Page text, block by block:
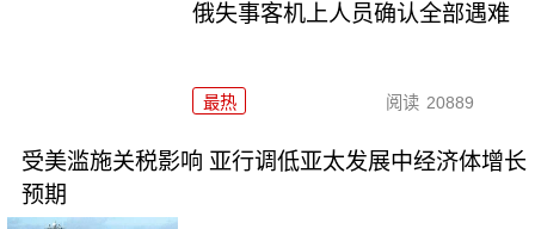
俄失事客机上人员确认全部遇难
最热 阅读 20889
受美滥施关税影响 亚行调低亚太发展中经济体增长
预期